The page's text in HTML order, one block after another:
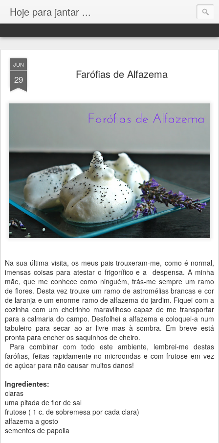
Hoje para jantar ...
JUN
29 Farófias de Alfazema
Na sua última visita, os meus pais trouxeram-me, como é normal,
imensas coisas para atestar o frigorífico e a despensa. A minha
mãe, que me conhece como ninguém, trás-me sempre um ramo
de flores. Desta vez trouxe um ramo de astromélias brancas e cor
de laranja e um enorme ramo de alfazema do jardim. Fiquei com a
cozinha com um cheirinho maravilhoso capaz de me transportar
para a calmaria do campo. Desfolhei a alfazema e coloquei-a num
tabuleiro para secar ao ar livre mas à sombra. Em breve está
pronta para encher os saquinhos de cheiro.
Para combinar com todo este ambiente, lembrei-me destas
farófias, feitas rapidamente no microondas e com frutose em vez
de açúcar para não causar muitos danos!
Ingredientes:
claras
uma pitada de flor de sal
frutose ( 1 c. de sobremesa por cada clara)
alfazema a gosto
sementes de papoila